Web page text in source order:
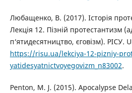
Любащенко, В. (2017). Історія
Лекція 12. Пізній протестантизм
п‘ятидесятництво, єговізм). РІСУ.
https://risu.ua/lekciya-12-pizniy-
yatidesyatnictvoyegovizm_n83002.
Penton, M. J. (2015). Apocalypse